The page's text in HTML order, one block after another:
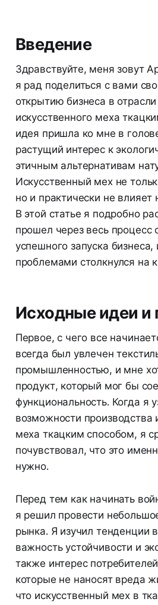
Введение
Здравствуйте, меня зовут
я рад поделиться с вами
открытию бизнеса в
искусственного меха
идея пришла ко мне в
растущий интерес к
этичным альтернативам
Искусственный мех не
но и практически не
В этой статье я подробно
прошел через весь процесс
успешного запуска бизнеса,
проблемами столкнулся на
Исходные идеи и
Первое, с чего все
всегда был увлечен
промышленностью, и мне
продукт, который мог бы
функциональность. Когда я
возможности производства
меха ткацким способом, я
почувствовал, что это
нужно.
Перед тем как начинать
я решил провести
рынка. Я изучил тенденции
важность устойчивости и
также интерес
которые не наносят вреда
что искусственный мех в